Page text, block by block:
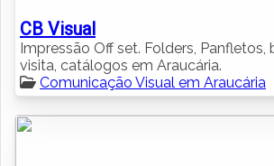
CB Visual
Impressão Off set. Folders, Panfletos,
visita, catálogos em Araucária.
Comunicação Visual em Araucária